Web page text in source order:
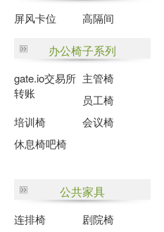
屏风卡位 高隔间
办公椅子系列
gate.io交易所
转账
主管椅
员工椅
培训椅
会议椅
休息椅吧椅
公共家具
连排椅 剧院椅